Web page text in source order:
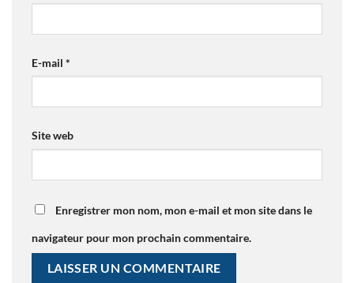
E-mail *
Site web
Enregistrer mon nom, mon e-mail et mon site dans le
navigateur pour mon prochain commentaire.